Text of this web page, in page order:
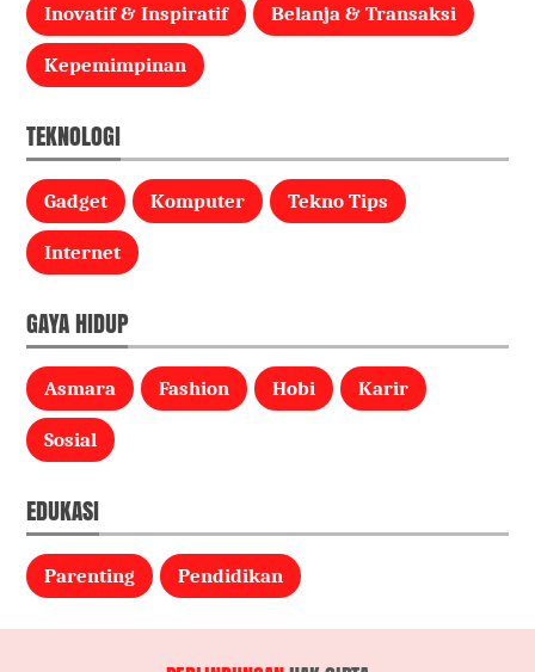
Inovatif & Inspiratif Belanja & Transaksi
Kepemimpinan
TEKNOLOGI
Gadget Komputer Tekno Tips
Internet
GAYA HIDUP
Asmara Fashion Hobi Karir
Sosial
EDUKASI
Parenting Pendidikan